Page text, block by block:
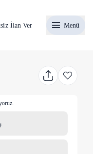
İlan Ver Menü